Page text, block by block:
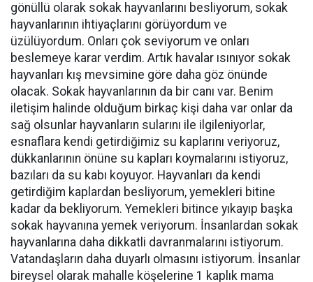
gönüllü olarak sokak hayvanlarını besliyorum, sokak
hayvanlarının ihtiyaçlarını görüyordum ve
üzülüyordum. Onları çok seviyorum ve onları
beslemeye karar verdim. Artık havalar ısınıyor sokak
hayvanları kış mevsimine göre daha göz önünde
olacak. Sokak hayvanlarının da bir canı var. Benim
iletişim halinde olduğum birkaç kişi daha var onlar da
sağ olsunlar hayvanların sularını ile ilgileniyorlar,
esnaflara kendi getirdiğimiz su kaplarını veriyoruz,
dükkanlarının önüne su kapları koymalarını istiyoruz,
bazıları da su kabı koyuyor. Hayvanları da kendi
getirdiğim kaplardan besliyorum, yemekleri bitine
kadar da bekliyorum. Yemekleri bitince yıkayıp başka
sokak hayvanına yemek veriyorum. İnsanlardan sokak
hayvanlarına daha dikkatli davranmalarını istiyorum.
Vatandaşların daha duyarlı olmasını istiyorum. İnsanlar
bireysel olarak mahalle köşelerine 1 kaplık mama